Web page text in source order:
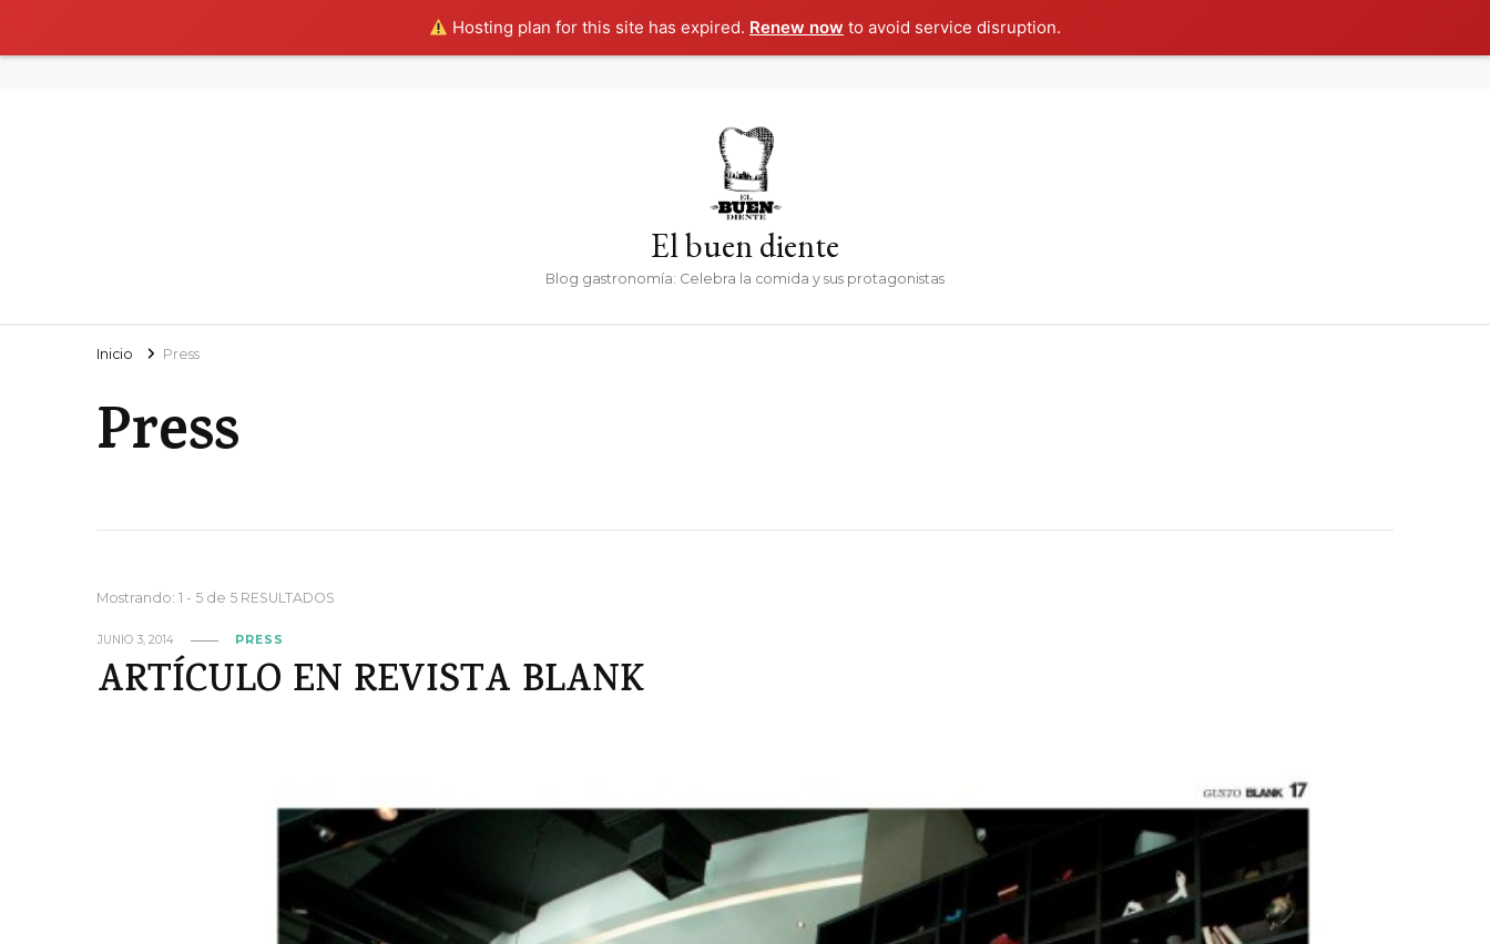
Hosting plan for this site has expired. Renew now to avoid service disruption.
El buen diente
Blog gastronomía: Celebra la comida y sus protagonistas
Inicio Press
Press
Mostrando: 1 - 5 de 5 RESULTADOS
JUNIO 3, 2014 PRESS
ARTÍCULO EN REVISTA BLANK